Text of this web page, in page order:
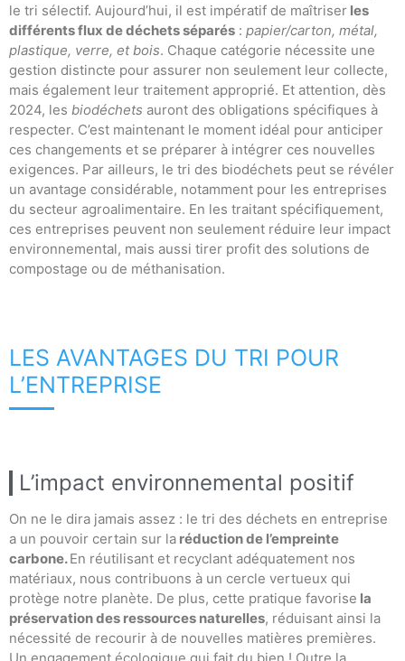
le tri sélectif. Aujourd’hui, il est impératif de maîtriser les
différents flux de déchets séparés : papier/carton, métal,
plastique, verre, et bois. Chaque catégorie nécessite une
gestion distincte pour assurer non seulement leur collecte,
mais également leur traitement approprié. Et attention, dès
2024, les biodéchets auront des obligations spécifiques à
respecter. C’est maintenant le moment idéal pour anticiper
ces changements et se préparer à intégrer ces nouvelles
exigences. Par ailleurs, le tri des biodéchets peut se révéler
un avantage considérable, notamment pour les entreprises
du secteur agroalimentaire. En les traitant spécifiquement,
ces entreprises peuvent non seulement réduire leur impact
environnemental, mais aussi tirer profit des solutions de
compostage ou de méthanisation.
LES AVANTAGES DU TRI POUR
L’ENTREPRISE
L’impact environnemental positif
On ne le dira jamais assez : le tri des déchets en entreprise
a un pouvoir certain sur la réduction de l’empreinte
carbone.En réutilisant et recyclant adéquatement nos
matériaux, nous contribuons à un cercle vertueux qui
protège notre planète. De plus, cette pratique favorise la
préservation des ressources naturelles, réduisant ainsi la
nécessité de recourir à de nouvelles matières premières.